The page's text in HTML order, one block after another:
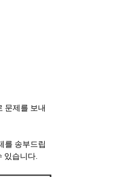
문제를 보내
를 송부드립
있습니다.